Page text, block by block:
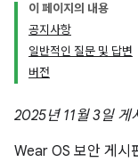
이 페이지의 내용
공지사항
일반적인 질문 및 답변
버전
2025년 11월 3일 게
Wear OS 보안 게시